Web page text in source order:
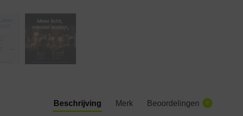
Beschrijving Merk Beoordelingen 0